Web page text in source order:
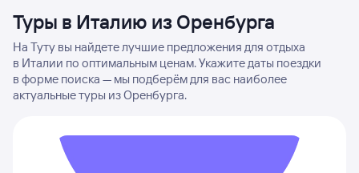
Туры в Италию из Оренбурга
На Туту вы найдете лучшие предложения для отдыха
в Италии по оптимальным ценам. Укажите даты поездки
в форме поиска — мы подберём для вас наиболее
актуальные туры из Оренбурга.